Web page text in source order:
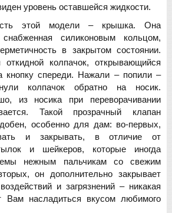
уровень оставшейся жидкости.
этой модели – крышка. Она
снабженная силиконовым кольцом,
в закрытом состоянии.
колпачок, открывающийся
кнопку спереди. Нажали – попили –
колпачок обратно на носик.
из носика при переворачивании
Такой прозрачный клапан
особенно для дам: во-первых,
и закрывать, в отличие от
и шейкеров, которые иногда
нежным пальчикам со свежим
он дополнительно закрывает
и загрязнений – никакая
насладиться вкусом любимого